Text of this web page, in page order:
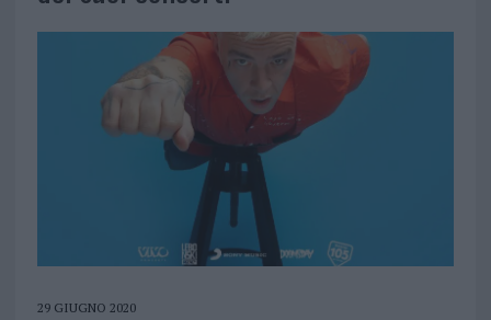
29 GIUGNO 2020